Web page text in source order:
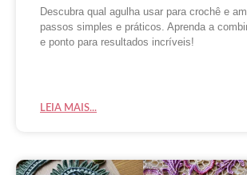
Descubra qual agulha usar para crochê e
passos simples e práticos. Aprenda a
e ponto para resultados incríveis!
LEIA MAIS...